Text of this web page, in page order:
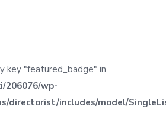
key "featured_badge" in
206076/wp-
directorist/includes/model/